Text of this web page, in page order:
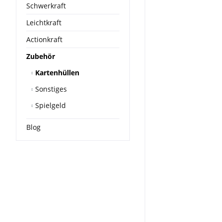
Schwerkraft
Leichtkraft
Actionkraft
Zubehör
Kartenhüllen
Sonstiges
Spielgeld
Blog